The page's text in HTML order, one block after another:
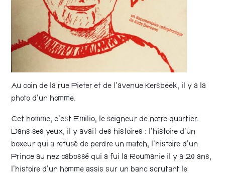
Au coin de la rue Pieter et de l’avenue Kersbeek, il y a la
photo d’un homme.
Cet homme, c’est Emilio, le seigneur de notre quartier.
Dans ses yeux, il y avait des histoires : l’histoire d’un
boxeur qui a refusé de perdre un match, l’histoire d’un
Prince au nez cabossé qui a fui la Roumanie il y a 20 ans,
l’histoire d’un homme assis sur un banc scrutant le